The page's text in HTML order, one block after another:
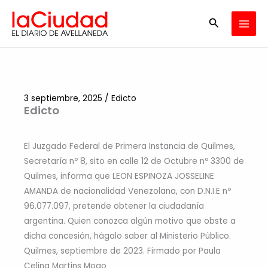
contenido
Buscar
Edicto
3 septiembre, 2025 / Edicto
El Juzgado Federal de Primera Instancia de Quilmes,
Secretaría nº 8, sito en calle 12 de Octubre nº 3300 de
Quilmes, informa que LEON ESPINOZA JOSSELINE
AMANDA de nacionalidad Venezolana, con D.N.I.E nº
96.077.097, pretende obtener la ciudadanía
argentina. Quien conozca algún motivo que obste a
dicha concesión, hágalo saber al Ministerio Público.
Quilmes, septiembre de 2023. Firmado por Paula